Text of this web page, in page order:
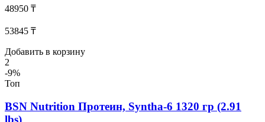
48950 ₸
53845 ₸
Добавить в корзину
2
-9%
Топ
BSN Nutrition Протеин, Syntha-6 1320 гр (2.91
lbs)